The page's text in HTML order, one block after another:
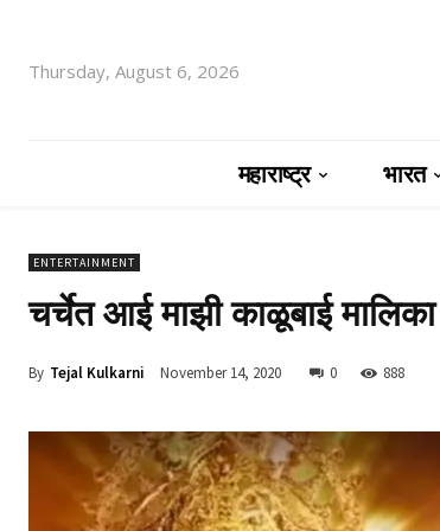
Thursday, August 6, 2026
महाराष्ट्र भारत
ENTERTAINMENT
चर्चेत आई माझी काळूबाई मालिका
By Tejal Kulkarni November 14, 2020 0 888